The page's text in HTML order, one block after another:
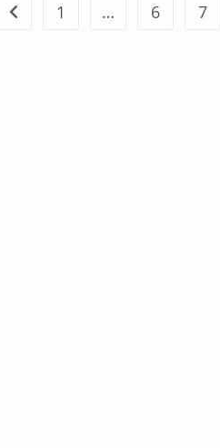
Zur vorherigen Seite
1 … 6 7